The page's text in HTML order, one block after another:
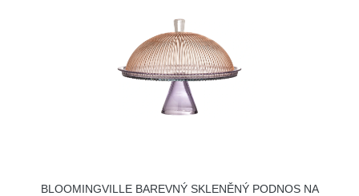
BLOOMINGVILLE BAREVNÝ SKLENĚNÝ PODNOS NA